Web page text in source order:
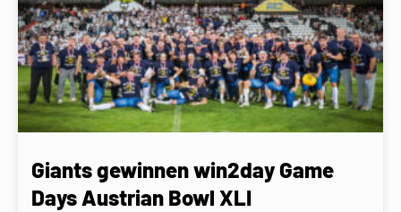
Giants gewinnen win2day Game
Days Austrian Bowl XLI